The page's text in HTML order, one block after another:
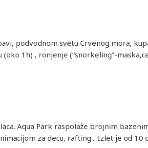
podvodnom svetu Crvenog mora,
1h) , ronjenje (“snorkeling”-
Aqua Park raspolaže brojnim
za decu, rafting... Izlet je od 10